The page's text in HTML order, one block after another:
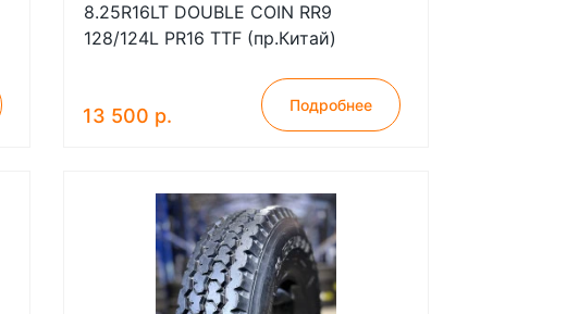
8.25R16LT DOUBLE COIN RR9
128/124L PR16 TTF (пр.Китай)
13 500 р. Подробнее